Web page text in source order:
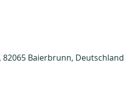
Baierbrunn, Deutschland